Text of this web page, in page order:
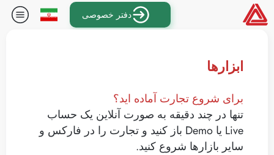
دفتر خصوصی
ابزارها
برای شروع تجارت آماده اید؟
تنها در چند دقیقه به صورت آنلاین یک حساب
Live یا Demo باز کنید و تجارت را در فارکس و
سایر بازارها شروع کنید.